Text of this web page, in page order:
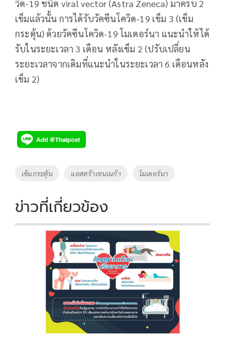
วิด-19 ชนิด viral vector (Astra Zeneca) มาครบ 2
เข็มแล้วนั้น การได้รับวัคซีนโควิด-19 เข็ม 3 (เข็ม
กระตุ้น) ด้วยวัคซีนโควิด-19 โมเดอร์นา แนะนำให้ได้
รับในระยะเวลา 3 เดือน หลังเข็ม 2 (ปรับเปลี่ยน
ระยะเวลาจากเดิมที่แนะนำในระยะเวลา 6 เดือนหลัง
เข็ม 2)
Tags
เข็มกระตุ้น แอสตร้าเซนเนก้า โมเดอร์นา
ข่าวที่เกี่ยวข้อง